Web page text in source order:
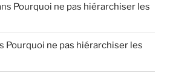
Pourquoi ne pas hiérarchiser les
Pourquoi ne pas hiérarchiser les